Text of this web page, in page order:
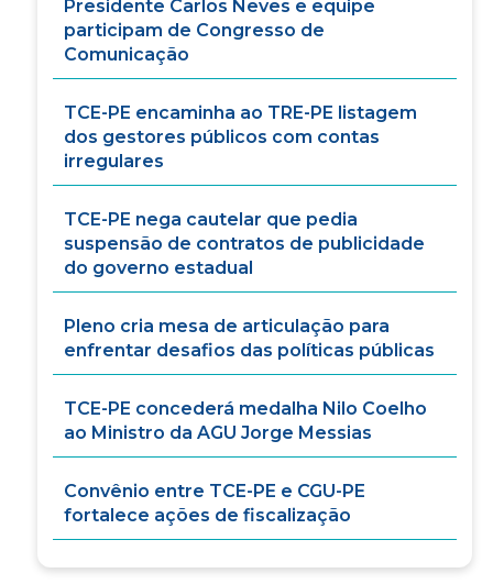
Presidente Carlos Neves e equipe
participam de Congresso de
Comunicação
TCE-PE encaminha ao TRE-PE listagem
dos gestores públicos com contas
irregulares
TCE-PE nega cautelar que pedia
suspensão de contratos de publicidade
do governo estadual
Pleno cria mesa de articulação para
enfrentar desafios das políticas públicas
TCE-PE concederá medalha Nilo Coelho
ao Ministro da AGU Jorge Messias
Convênio entre TCE-PE e CGU-PE
fortalece ações de fiscalização